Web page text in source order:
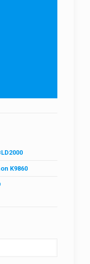
K9860